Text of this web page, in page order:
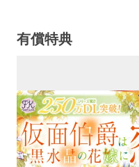
有償特典